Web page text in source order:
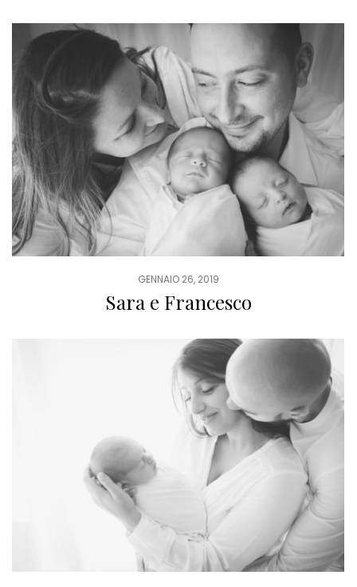
GENNAIO 26, 2019
Sara e Francesco